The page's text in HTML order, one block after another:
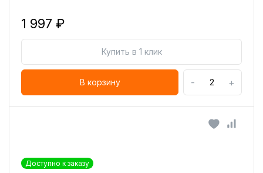
1 997 ₽
Купить в 1 клик
В корзину - +
Доступно к заказу